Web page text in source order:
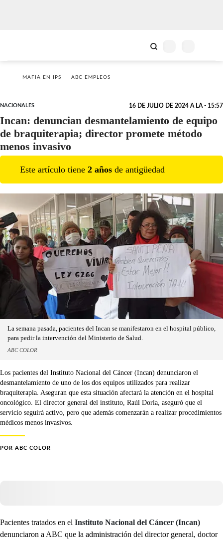
MAFIA EN IPS ABC EMPLEOS
NACIONALES 16 DE JULIO DE 2024 A LA - 15:57
Incan: denuncian desmantelamiento de equipo
de braquiterapia; director promete método
menos invasivo
Este artículo tiene 2 años de antigüedad
La semana pasada, pacientes del Incan se manifestaron en el hospital público,
para pedir la intervención del Ministerio de Salud.
ABC COLOR
Los pacientes del Instituto Nacional del Cáncer (Incan) denunciaron el
desmantelamiento de uno de los dos equipos utilizados para realizar
braquiterapia. Aseguran que esta situación afectará la atención en el hospital
oncológico. El director general del instituto, Raúl Doria, aseguró que el
servicio seguirá activo, pero que además comenzarán a realizar procedimientos
médicos menos invasivos.
POR ABC COLOR
Pacientes tratados en el Instituto Nacional del Cáncer (Incan)
denunciaron a ABC que la administración del director general, doctor